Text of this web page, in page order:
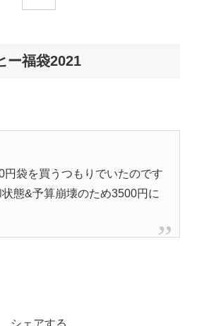
ー福袋2021
円袋を買うつもりでいたのです
態&予算崩壊のため3500円に